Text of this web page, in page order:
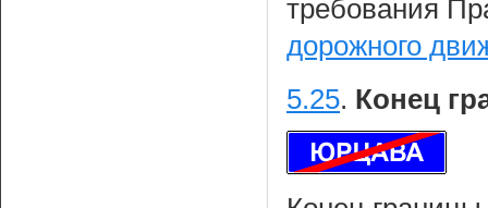
требования
дорожного
5.25. Конец